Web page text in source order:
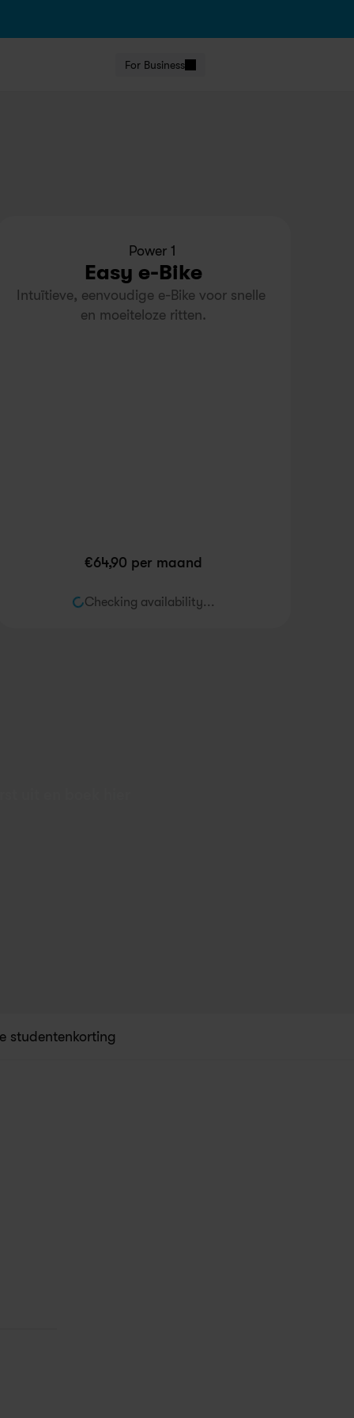
For Business
Power 1
Easy e-Bike
Intuïtieve, eenvoudige e-Bike voor snelle
en moeiteloze ritten.
€64,90 per maand
Checking availability...
studentenkorting